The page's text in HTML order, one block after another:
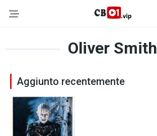
Oliver Smith
Aggiunto recentemente